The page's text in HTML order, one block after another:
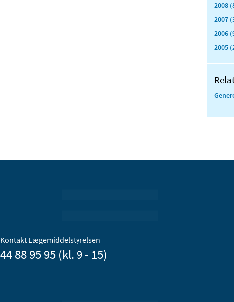
2008
2007
2006
2005
Kontakt Lægemiddelstyrelsen
44 88 95 95 (kl. 9 - 15)